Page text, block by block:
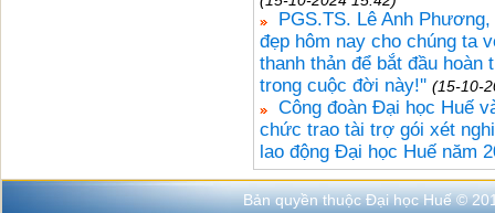
PGS.TS. Lê Anh
đẹp hôm nay cho chúng ta
thanh thản để bắt đầu hoàn
trong cuộc đời này!'' (15-10-
Công đoàn Đại học Huế
chức trao tài trợ gói xét
lao động Đại học Huế năm
Bản quyền thuộc Đại học Huế ©